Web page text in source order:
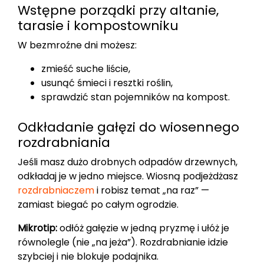
Wstępne porządki przy altanie,
tarasie i kompostowniku
W bezmroźne dni możesz:
zmieść suche liście,
usunąć śmieci i resztki roślin,
sprawdzić stan pojemników na kompost.
Odkładanie gałęzi do wiosennego
rozdrabniania
Jeśli masz dużo drobnych odpadów drzewnych,
odkładaj je w jedno miejsce. Wiosną podjeżdżasz
rozdrabniaczemi robisz temat „na raz” —
zamiast biegać po całym ogrodzie.
Mikrotip:odłóż gałęzie w jedną pryzmę i ułóż je
równolegle (nie „na jeża”). Rozdrabnianie idzie
szybciej i nie blokuje podajnika.